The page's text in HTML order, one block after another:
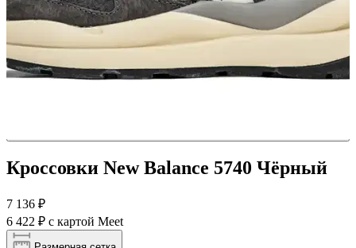
Кроссовки New Balance 5740 Чёрный
7 136 ₽
6 422 ₽ с картой Meet